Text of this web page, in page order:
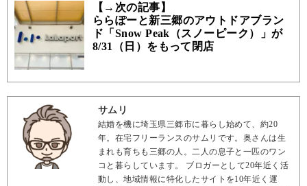
【→次の記事】
ららぽーと新三郷のアウトドアブラン
ド「Snow Peak（スノーピーク）」が
8/31（日）をもって閉店
サムリ
結婚を機に埼玉県三郷市に暮らし始めて、約20
年。在宅フリーランスのサムリです。奥さんは生
まれも育ちも三郷の人。二人の息子と一匹のワン
コと暮らしています。 ブロガーとして20年近く活
動し、地域情報に特化したサイトを10年近く運